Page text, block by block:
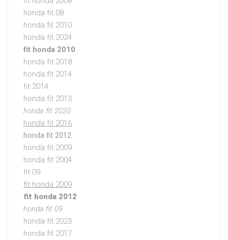
honda fit 08
honda fit 2010
honda fit 2024
fit honda 2010
honda fit 2018
honda fit 2014
fit 2014
honda fit 2013
honda fit 2020
honda fit 2016
honda fit 2012
honda fit 2009
honda fit 2004
fit 09
fit honda 2009
fit honda 2012
honda fit 09
honda fit 2023
honda fit 2017